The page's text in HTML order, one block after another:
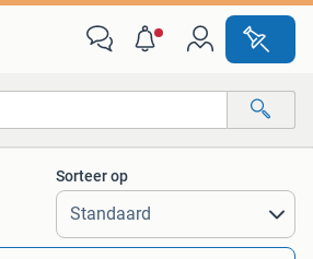
Alle afstanden…
Sorteer op